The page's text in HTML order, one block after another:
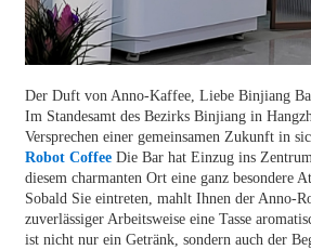
Der Duft von Anno-Kaffee, Liebe Binjiang
Im Standesamt des Bezirks Binjiang in
Versprechen einer gemeinsamen Zukunft in
Robot CoffeeDie Bar hat Einzug ins
diesem charmanten Ort eine ganz besondere
Sobald Sie eintreten, mahlt Ihnen der Anno-
zuverlässiger Arbeitsweise eine Tasse
ist nicht nur ein Getränk, sondern auch der